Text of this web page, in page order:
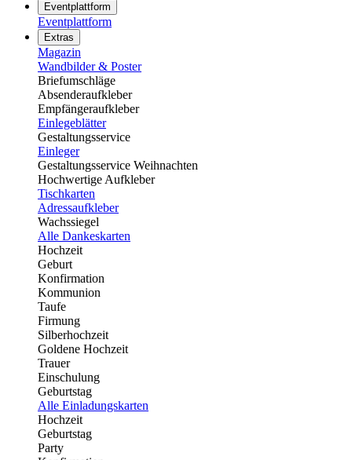
Eventplattform
Eventplattform
Extras
Magazin
Wandbilder & Poster
Briefumschläge
Absenderaufkleber
Empfängeraufkleber
Einlegeblätter
Gestaltungsservice
Einleger
Gestaltungsservice Weihnachten
Hochwertige Aufkleber
Tischkarten
Adressaufkleber
Wachssiegel
Alle Dankeskarten
Hochzeit
Geburt
Konfirmation
Kommunion
Taufe
Firmung
Silberhochzeit
Goldene Hochzeit
Trauer
Einschulung
Geburtstag
Alle Einladungskarten
Hochzeit
Geburtstag
Party